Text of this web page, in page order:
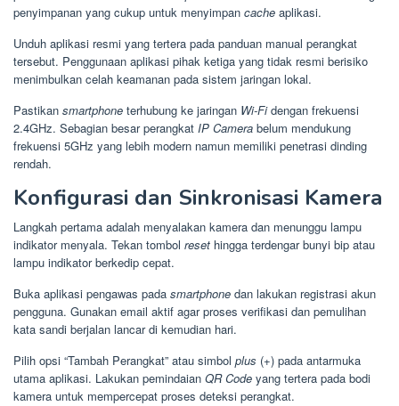
penyimpanan yang cukup untuk menyimpan cache aplikasi.
Unduh aplikasi resmi yang tertera pada panduan manual perangkat
tersebut. Penggunaan aplikasi pihak ketiga yang tidak resmi berisiko
menimbulkan celah keamanan pada sistem jaringan lokal.
Pastikan smartphone terhubung ke jaringan Wi-Fidengan frekuensi
2.4GHz. Sebagian besar perangkat IP Camera belum mendukung
frekuensi 5GHz yang lebih modern namun memiliki penetrasi dinding
rendah.
Konfigurasi dan Sinkronisasi Kamera
Langkah pertama adalah menyalakan kamera dan menunggu lampu
indikator menyala. Tekan tombol reset hingga terdengar bunyi bip atau
lampu indikator berkedip cepat.
Buka aplikasi pengawas pada smartphone dan lakukan registrasi akun
pengguna. Gunakan email aktif agar proses verifikasi dan pemulihan
kata sandi berjalan lancar di kemudian hari.
Pilih opsi “Tambah Perangkat” atau simbol plus (+) pada antarmuka
utama aplikasi. Lakukan pemindaian QR Code yang tertera pada bodi
kamera untuk mempercepat proses deteksi perangkat.